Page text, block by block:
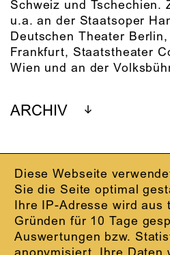
Diese Webseite
Sie die Seite optimal
Ihre IP-Adresse wird aus
Gründen für 10 Tage
Auswertungen bzw.
Schweiz und Tschechien.
u.a. an der Staatsoper
Deutschen Theater
Frankfurt, Staatstheater
Wien und an der
ARCHIV
IMPRESSUM
DATENSCHUTZ
AGB
KONTAKT
ABO-LOGIN